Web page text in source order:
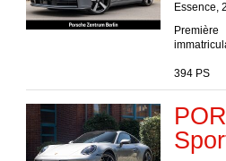
Essence,
Première
394 PS